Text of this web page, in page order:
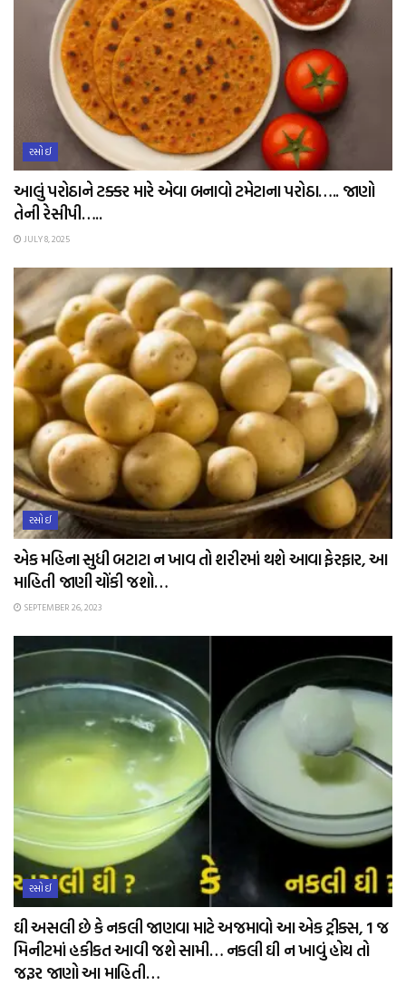
રસોઈ
આલું પરોઠાને ટક્કર મારે એવા બનાવો ટમેટાના પરોઠા….. જાણો
તેની રેસીપી…..
JULY 8, 2025
રસોઈ
એક મહિના સુધી બટાટા ન ખાવ તો શરીરમાં થશે આવા ફેરફાર, આ
માહિતી જાણી ચોંકી જશો…
SEPTEMBER 26, 2023
રસોઈ
ઘી અસલી છે કે નકલી જાણવા માટે અજમાવો આ એક ટ્રીક્સ, 1 જ
મિનીટમાં હકીકત આવી જશે સામી… નકલી ઘી ન ખાવું હોય તો
જરૂર જાણો આ માહિતી…